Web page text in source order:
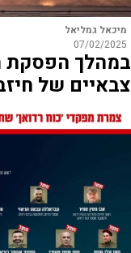
מיכאל גמליאל
07/02/2025
במהלך הפסקת
צבאיים של